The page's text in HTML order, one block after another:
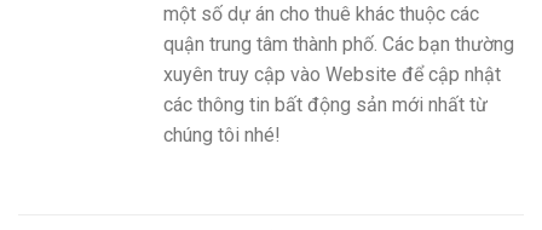
một số dự án cho thuê khác thuộc các
quận trung tâm thành phố. Các bạn thường
xuyên truy cập vào Website để cập nhật
các thông tin bất động sản mới nhất từ
chúng tôi nhé!